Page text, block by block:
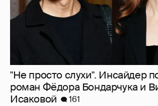
"Не просто слухи". Инсайдер
роман Фёдора Бондарчука и
Исаковой
161